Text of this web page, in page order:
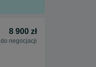
8 900 zł
do negocjacji